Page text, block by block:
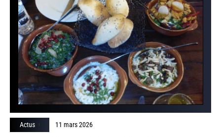
Actus 11 mars 2026